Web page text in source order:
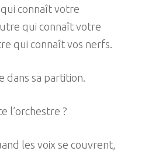
connaît votre
qui connaît votre
qui connaît vos nerfs.
dans sa partition.
l’orchestre ?
les voix se couvrent,